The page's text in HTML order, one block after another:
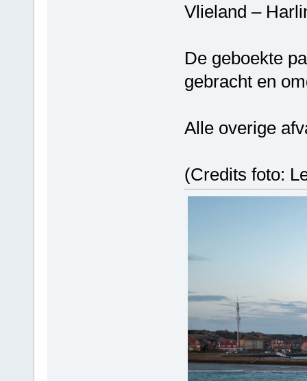
Vlieland –
De geboekte
gebracht en
Alle overige
(Credits foto: